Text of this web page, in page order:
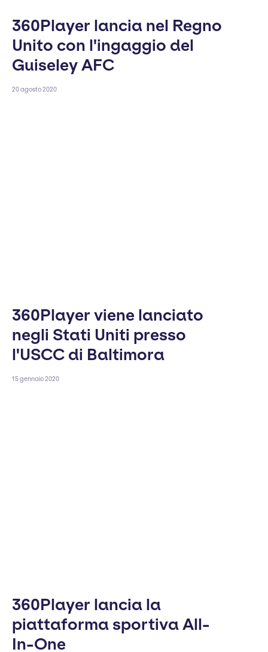
360Player lancia nel Regno
Unito con l'ingaggio del
Guiseley AFC
20 agosto 2020
360Player viene lanciato
negli Stati Uniti presso
l'USCC di Baltimora
15 gennaio 2020
360Player lancia la
piattaforma sportiva All-
In-One